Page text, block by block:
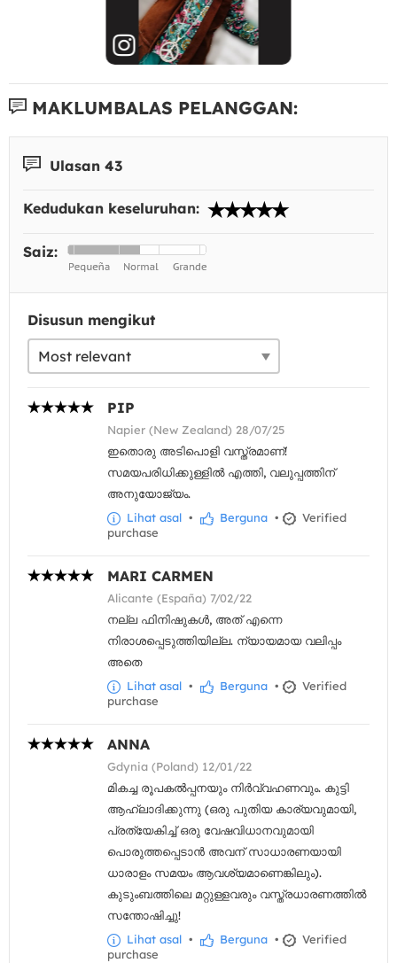
MAKLUMBALAS PELANGGAN:
Ulasan 43
Kedudukan keseluruhan:
Saiz:
Disusun mengikut
PIP
Napier (New Zealand) 28/07/25
ഇതൊരു അടിപൊളി വസ്ത്രമാണ്!
സമയപരിധിക്കുള്ളിൽ എത്തി, വലുപ്പത്തിന്
അനുയോജ്യം.
Lihat asal • Berguna •
Verified
purchase
MARI CARMEN
Alicante (España) 7/02/22
നല്ല ഫിനിഷുകൾ, അത് എന്നെ
നിരാശപ്പെടുത്തിയില്ല. ന്യായമായ വലിപ്പം
അതെ
Lihat asal • Berguna •
Verified
purchase
ANNA
Gdynia (Poland) 12/01/22
മികച്ച രൂപകൽപ്പനയും നിർവ്വഹണവും. കുട്ടി
ആഹ്ലാദിക്കുന്നു (ഒരു പുതിയ കാര്യവുമായി,
പ്രത്യേകിച്ച് ഒരു വേഷവിധാനവുമായി
പൊരുത്തപ്പെടാൻ അവന് സാധാരണയായി
ധാരാളം സമയം ആവശ്യമാണെങ്കിലും).
കുടുംബത്തിലെ മറ്റുള്ളവരും വസ്ത്രധാരണത്തിൽ
സന്തോഷിച്ചു!
Lihat asal • Berguna •
Verified
purchase